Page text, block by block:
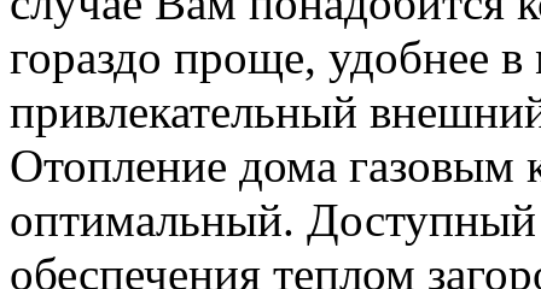
гораздо проще, удобнее
привлекательный
Отопление дома газовым
оптимальный.
обеспечения теплом